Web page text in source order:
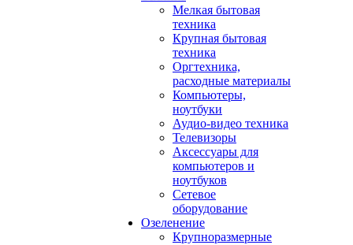
Мелкая бытовая
техника
Крупная бытовая
техника
Оргтехника,
расходные материалы
Компьютеры,
ноутбуки
Аудио-видео техника
Телевизоры
Аксессуары для
компьютеров и
ноутбуков
Сетевое
оборудование
Озеленение
Крупноразмерные